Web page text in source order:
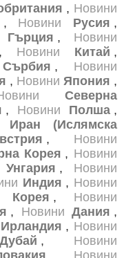
, Новини
, Новини Русия ,
Гърция , Новини
, Новини Китай ,
Сърбия , Новини
, Новини Япония ,
Северна
, Новини Полша ,
Иран (Ислямска
, Новини
Корея , Новини
Унгария , Новини
Индия , Новини
, Новини
, Новини Дания ,
Ирландия , Новини
Дубай , Новини
Новини